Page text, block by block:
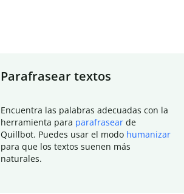
Parafrasear textos
Encuentra las palabras adecuadas con la
herramienta para parafrasear de
Quillbot. Puedes usar el modo humanizar
para que los textos suenen más
naturales.